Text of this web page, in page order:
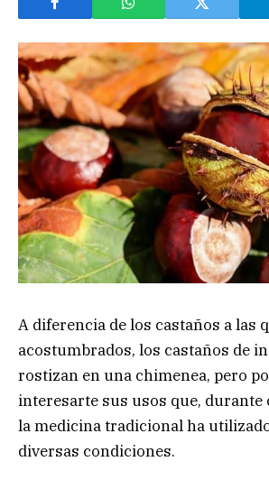
A diferencia de los castaños a las
acostumbrados, los castaños de
rostizan en una chimenea, pero
interesarte sus usos que, durante
la medicina tradicional ha
diversas condiciones.